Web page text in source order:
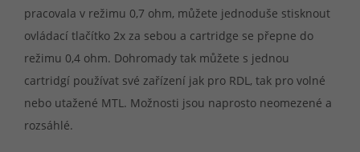
pracovala v režimu 0,7 ohm, můžete jednoduše stisknout
ovládací tlačítko 2x za sebou a cartridge se přepne do
režimu 0,4 ohm. Dohromady tak můžete s jednou
cartridgí používat své zařízení jak pro RDL, tak pro volné
nebo utažené MTL. Možnosti jsou naprosto neomezené a
rozsáhlé.